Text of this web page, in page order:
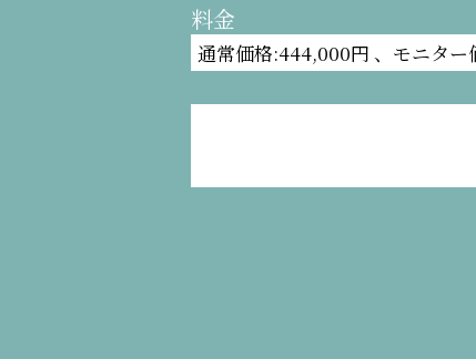
料金
通常価格:444,000円 、モニタ